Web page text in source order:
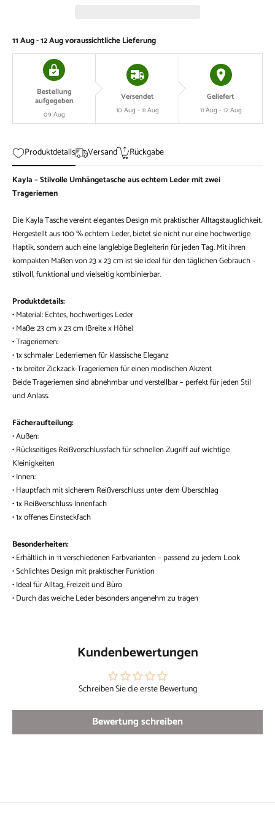
11 Aug - 12 Augvoraussichtliche Lieferung
Bestellung
aufgegeben
09 Aug
Versendet
10 Aug - 11 Aug
Geliefert
11 Aug - 12 Aug
Produktdetails Versand Rückgabe
Kayla – Stilvolle Umhängetasche aus echtem Leder mit zwei
Trageriemen
Die Kayla Tasche vereint elegantes Design mit praktischer Alltagstauglichkeit.
Hergestellt aus 100 % echtem Leder, bietet sie nicht nur eine hochwertige
Haptik, sondern auch eine langlebige Begleiterin für jeden Tag. Mit ihren
kompakten Maßen von 23 x 23 cm ist sie ideal für den täglichen Gebrauch –
stilvoll, funktional und vielseitig kombinierbar.
Produktdetails:
• Material: Echtes, hochwertiges Leder
• Maße: 23 cm x 23 cm (Breite x Höhe)
• Trageriemen:
• 1x schmaler Lederriemen für klassische Eleganz
• 1x breiter Zickzack-Trageriemen für einen modischen Akzent
Beide Trageriemen sind abnehmbar und verstellbar – perfekt für jeden Stil
und Anlass.
Fächeraufteilung:
• Außen:
• Rückseitiges Reißverschlussfach für schnellen Zugriff auf wichtige
Kleinigkeiten
• Innen:
• Hauptfach mit sicherem Reißverschluss unter dem Überschlag
• 1x Reißverschluss-Innenfach
• 1x offenes Einsteckfach
Besonderheiten:
• Erhältlich in 11 verschiedenen Farbvarianten – passend zu jedem Look
• Schlichtes Design mit praktischer Funktion
• Ideal für Alltag, Freizeit und Büro
• Durch das weiche Leder besonders angenehm zu tragen
Kundenbewertungen
Schreiben Sie die erste Bewertung
Bewertung schreiben